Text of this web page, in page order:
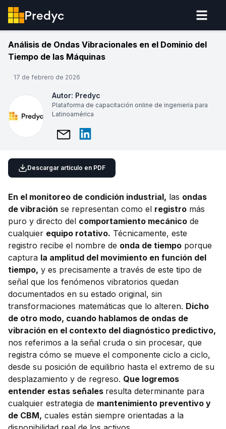
Predyc
Análisis de Ondas Vibracionales en el Dominio del
Tiempo de las Máquinas
17 de febrero de 2026
Autor: Predyc
Plataforma de capacitación online de ingeniería para
Latinoamérica
Descargar artículo en PDF
En el monitoreo de condición industrial, las ondas
de vibración se representan como el registro más
puro y directo del comportamiento mecánico de
cualquier equipo rotativo. Técnicamente, este
registro recibe el nombre de onda de tiempo porque
captura la amplitud del movimiento en función del
tiempo, y es precisamente a través de este tipo de
señal que los fenómenos vibratorios quedan
documentados en su estado original, sin
transformaciones matemáticas que lo alteren. Dicho
de otro modo, cuando hablamos de ondas de
vibración en el contexto del diagnóstico predictivo,
nos referimos a la señal cruda o sin procesar, que
registra cómo se mueve el componente ciclo a ciclo,
desde su posición de equilibrio hasta el extremo de su
desplazamiento y de regreso. Que logremos
entender estas señales resulta determinante para
cualquier estrategia de mantenimiento preventivo y
de CBM, cuales están siempre orientadas a la